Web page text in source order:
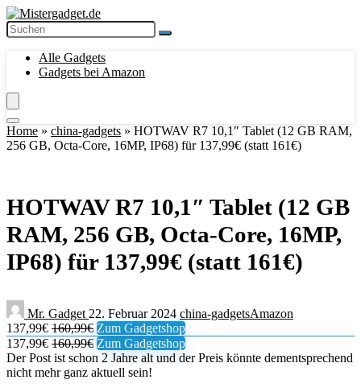
Alle Gadgets
Gadgets bei Amazon
Home » china-gadgets » HOTWAV R7 10,1″ Tablet (12 GB RAM,
256 GB, Octa-Core, 16MP, IP68) für 137,99€ (statt 161€)
HOTWAV R7 10,1″ Tablet (12 GB
RAM, 256 GB, Octa-Core, 16MP,
IP68) für 137,99€ (statt 161€)
Mr. Gadget 22. Februar 2024 china-gadgetsAmazon
137,99€ 160,99€ Zum Gadgetshop
137,99€ 160,99€ Zum Gadgetshop
Der Post ist schon 2 Jahre alt und der Preis könnte dementsprechend
nicht mehr ganz aktuell sein!